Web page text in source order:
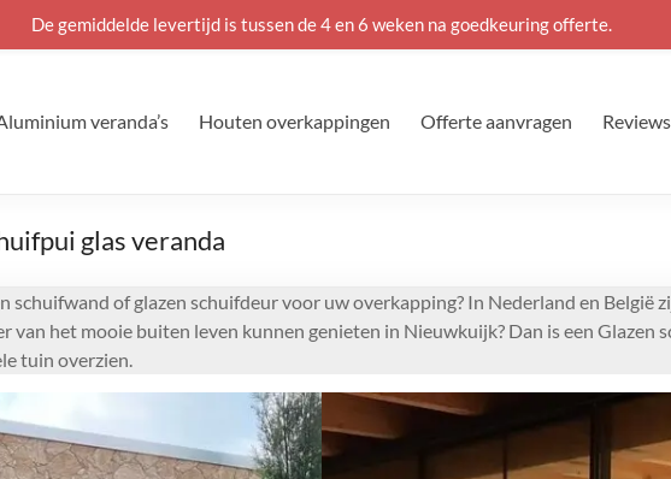
veranda’s Houten overkappingen Offerte aanvragen
glas veranda
schuifwand of glazen schuifdeur voor uw overkapping? In Nederland en België
van het mooie buiten leven kunnen genieten in Nieuwkuijk? Dan is een Glazen
tuin overzien.
De gemiddelde levertijd is tussen de 4 en 6 weken na goedkeuring offerte.